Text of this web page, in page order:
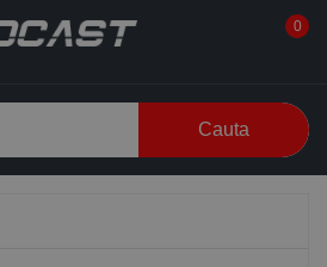
0
Cauta